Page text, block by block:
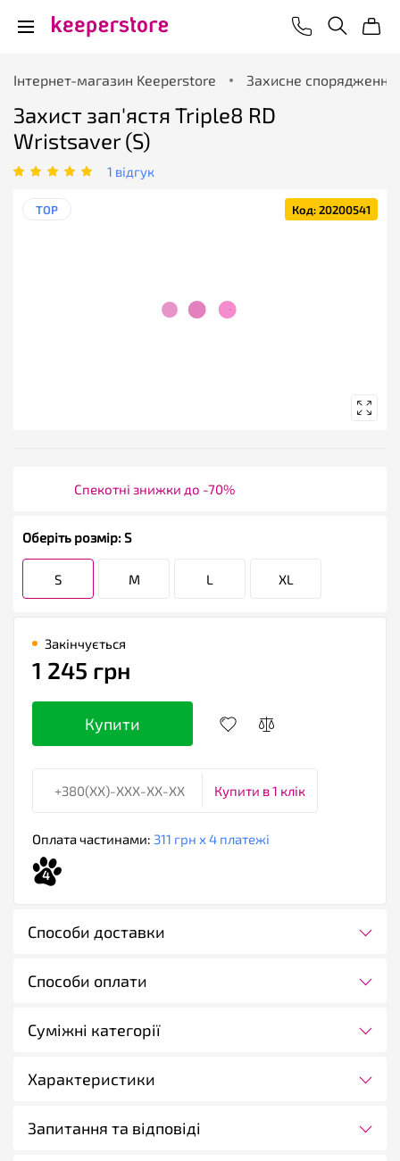
Інтернет-магазин Keeperstore Захисне спорядження
Захист зап'ястя Triple8 RD
Wristsaver (S)
1 відгук
TOP Код: 20200541
Спекотні знижки до -70%
Оберіть розмір: S
S M L XL
Закінчується
1 245 грн
Купити
Купити в 1 клік
Оплата частинами: 311 грн х 4 платежі
4
Способи доставки
Способи оплати
Суміжні категорії
Характеристики
Запитання та відповіді